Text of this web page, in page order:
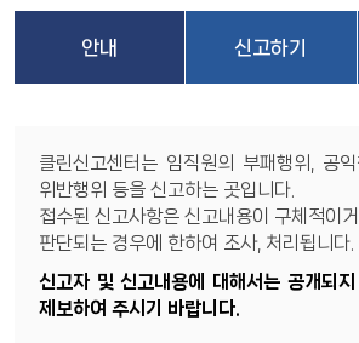
안내 신고하기
클린신고센터는 임직원의 부패행위, 공
위반행위 등을 신고하는 곳입니다.
접수된 신고사항은 신고내용이 구체적이
판단되는 경우에 한하여 조사, 처리됩니다.
신고자 및 신고내용에 대해서는 공개되
제보하여 주시기 바랍니다.